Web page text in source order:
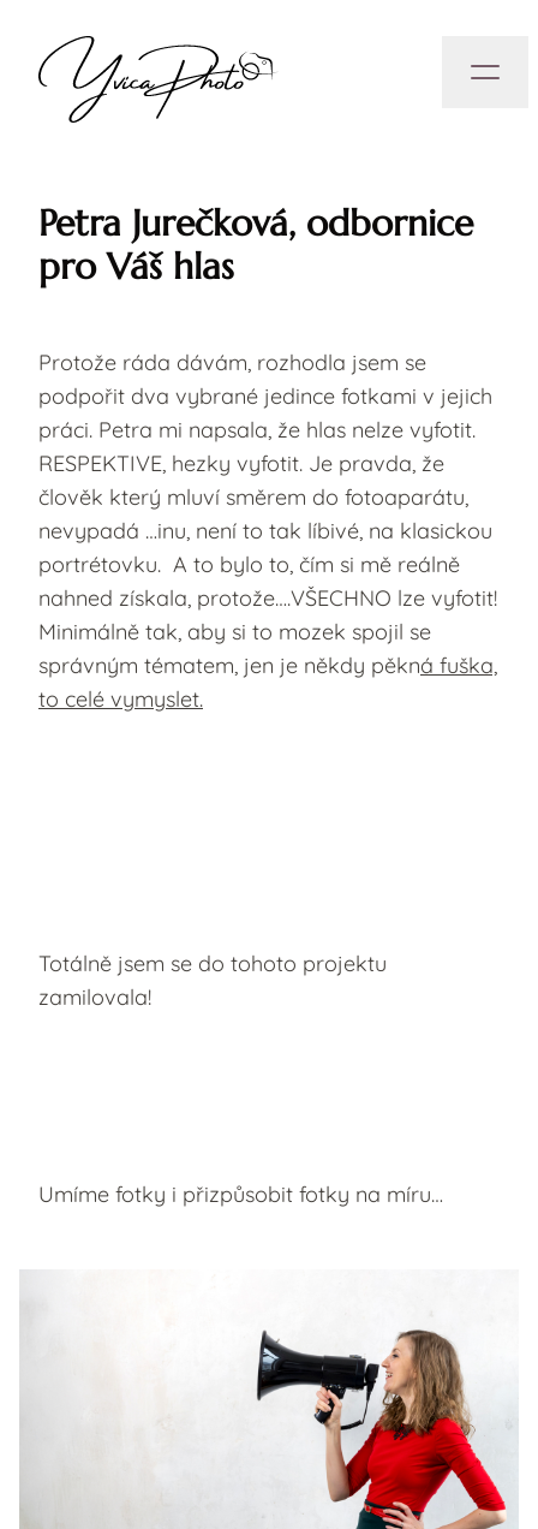
Petra Jurečková, odbornice
pro Váš hlas
Protože ráda dávám, rozhodla jsem se
podpořit dva vybrané jedince fotkami v jejich
práci. Petra mi napsala, že hlas nelze vyfotit.
RESPEKTIVE, hezky vyfotit. Je pravda, že
člověk který mluví směrem do fotoaparátu,
nevypadá …inu, není to tak líbivé, na klasickou
portrétovku. A to bylo to, čím si mě reálně
nahned získala, protože….VŠECHNO lze vyfotit!
Minimálně tak, aby si to mozek spojil se
správným tématem, jen je někdy pěkná fuška,
to celé vymyslet.
Totálně jsem se do tohoto projektu
zamilovala!
Umíme fotky i přizpůsobit fotky na míru…